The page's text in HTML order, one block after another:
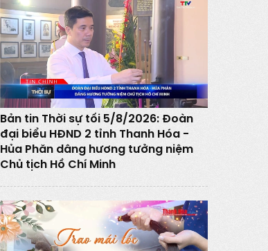
Bản tin Thời sự tối 5/8/2026: Đoàn
đại biểu HĐND 2 tỉnh Thanh Hóa -
Hủa Phăn dâng hương tưởng niệm
Chủ tịch Hồ Chí Minh